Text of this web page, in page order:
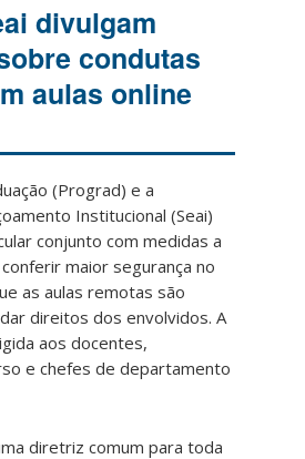
divulgam
condutas
aulas online
(Prograd) e a
Institucional (Seai)
conjunto com medidas a
maior segurança no
as aulas remotas são
direitos dos envolvidos. A
aos docentes,
e chefes de departamento
diretriz comum para toda